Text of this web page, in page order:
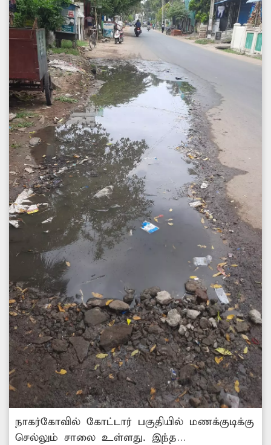
நாகர்கோவில் கோட்டார் பகுதியில் மணக்குடிக்கு
செல்லும் சாலை உள்ளது. இந்த